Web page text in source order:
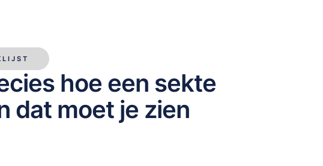
hoe een sekte
dat moet je zien